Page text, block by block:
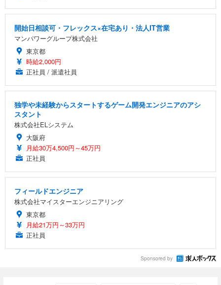
開始日相談可・フレックス×在宅あり・法人IT営業
マンパワーグループ株式会社
東京都
時給2,000円
正社員 / 派遣社員
独学や未経験からスタートするゲーム開発エンジニアのアシ
スタント
株式会社ELシステム
大阪府
月給30万4,500円～45万円
正社員
フィールドエンジニア
株式会社マイスターエンジニアリング
東京都
月給21万円～33万円
正社員
Sponsored by